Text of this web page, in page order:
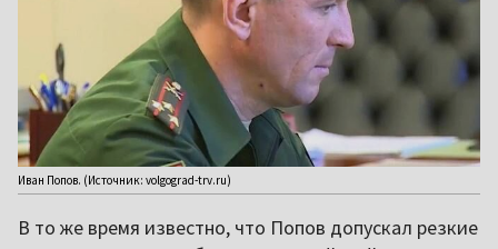
Иван Попов. (Источник: volgograd-trv.ru)
В то же время известно, что Попов допускал резкие